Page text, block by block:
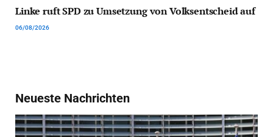
Linke ruft SPD zu Umsetzung von Volksentscheid auf
06/08/2026
Neueste Nachrichten